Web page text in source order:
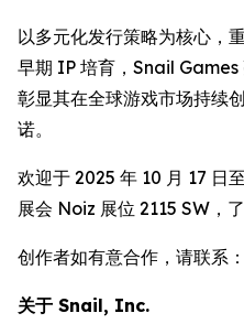
以多元化发行策略为核心，
早期 IP 培育，Snail
彰显其在全球游戏市场持续
诺。
欢迎于 2025 年 10 月 17 日
展会 Noiz 展位 2115 SW，
创作者如有意合作，请联系：
关于 Snail, Inc.